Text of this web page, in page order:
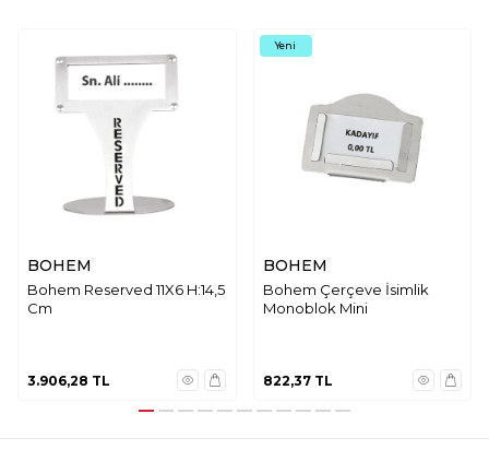
BOHEM
Bohem Reserved 11X6 H:14,5
Cm
3.906,28 TL
Yeni
BOHEM
Bohem Çerçeve İsimlik
Monoblok Mini
822,37TL